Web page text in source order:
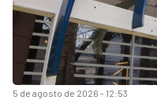
5 de agosto de 2026 - 12:53